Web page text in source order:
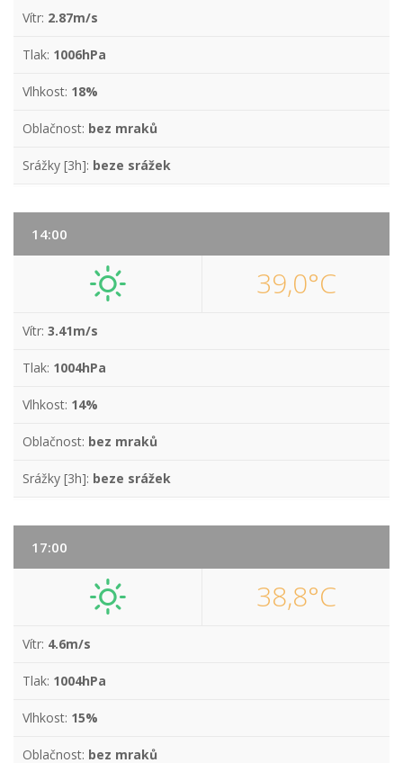
Vítr: 2.87m/s
Tlak: 1006hPa
Vlhkost: 18%
Oblačnost: bez mraků
Srážky [3h]: beze srážek
14:00
39,0°C
Vítr: 3.41m/s
Tlak: 1004hPa
Vlhkost: 14%
Oblačnost: bez mraků
Srážky [3h]: beze srážek
17:00
38,8°C
Vítr: 4.6m/s
Tlak: 1004hPa
Vlhkost: 15%
Oblačnost: bez mraků